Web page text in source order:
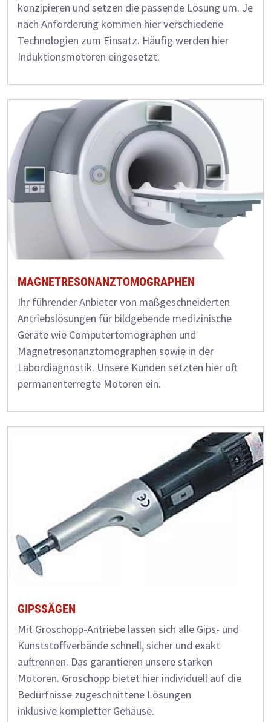
konzipieren und setzen die passende Lösung um. Je
nach Anforderung kommen hier verschiedene
Technologien zum Einsatz. Häufig werden hier
Induktionsmotoren eingesetzt.
MAGNETRESONANZTOMOGRAPHEN
Ihr führender Anbieter von maßgeschneiderten
Antriebslösungen für bildgebende medizinische
Geräte wie Computertomographen und
Magnetresonanztomographen sowie in der
Labordiagnostik. Unsere Kunden setzten hier oft
permanenterregte Motoren ein.
GIPSSÄGEN
Mit Groschopp-Antriebe lassen sich alle Gips- und
Kunststoffverbände schnell, sicher und exakt
auftrennen. Das garantieren unsere starken
Motoren. Groschopp bietet hier individuell auf die
Bedürfnisse zugeschnittene Lösungen
inklusive kompletter Gehäuse.